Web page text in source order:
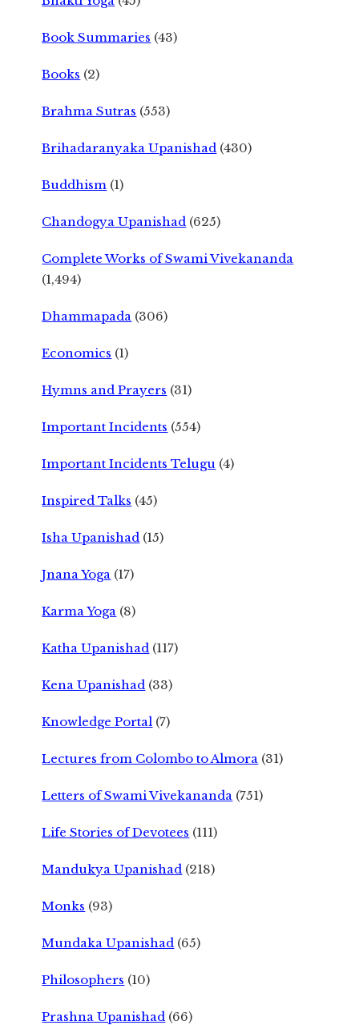
Book Summaries (43)
Books (2)
Brahma Sutras (553)
Brihadaranyaka Upanishad (430)
Buddhism (1)
Chandogya Upanishad (625)
Complete Works of Swami Vivekananda
(1,494)
Dhammapada (306)
Economics (1)
Hymns and Prayers (31)
Important Incidents (554)
Important Incidents Telugu (4)
Inspired Talks (45)
Isha Upanishad (15)
Jnana Yoga (17)
Karma Yoga (8)
Katha Upanishad (117)
Kena Upanishad (33)
Knowledge Portal (7)
Lectures from Colombo to Almora (31)
Letters of Swami Vivekananda (751)
Life Stories of Devotees (111)
Mandukya Upanishad (218)
Monks (93)
Mundaka Upanishad (65)
Philosophers (10)
Prashna Upanishad (66)